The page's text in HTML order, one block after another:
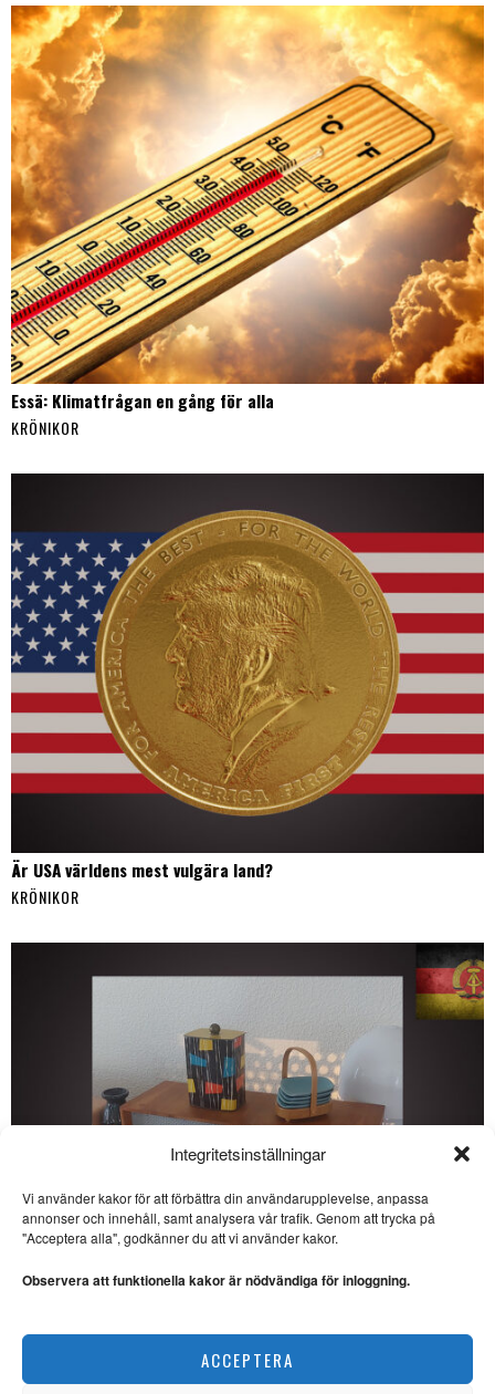
Integritetsinställningar
Vi använder kakor för att förbättra din användarupplevelse, anpassa
annonser och innehåll, samt analysera vår trafik. Genom att trycka på
"Acceptera alla", godkänner du att vi använder kakor.
Observera att funktionella kakor är nödvändiga för inloggning.
ACCEPTERA
Essä: Klimatfrågan en gång för alla
KRÖNIKOR
Är USA världens mest vulgära land?
KRÖNIKOR
Veckans DDR: Kulinarisk kultur i socialismens namn
SE ÄVEN
Andersson: ”Namnad
pistol”
Per Månson skriver